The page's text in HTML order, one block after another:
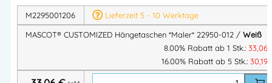
geschlossenem Boden.
Eine der Hängetaschen mit zwei großen geräumigen
Taschen, einer wasserdichten Reißverschlusstasche und
einer abnehmbaren Schlaufe für Malerband.
Die andere Hängetasche mit einer großen geräumigen
M2295001206
Lieferzeit 5 - 10 Werktage
MASCOT® CUSTOMIZED Hängetaschen *Maler* 22950-012 / Weiß
8.00% Rabatt ab 1 Stk.: 33,06
16.00% Rabatt ab 5 Stk.: 30,19